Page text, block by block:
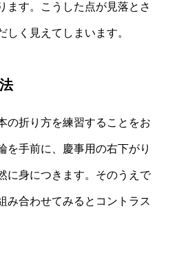
ます。こうした点が見落とさ
く見えてしまいます。
の折り方を練習することをお
を手前に、慶事用の右下がり
に身につきます。そのうえで
み合わせてみるとコントラス